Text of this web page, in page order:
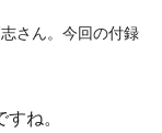
さん。今回の付録
ね。